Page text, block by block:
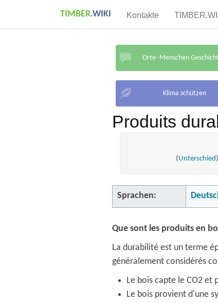
TIMBER.WIKI Kontakte
Orte- Menschen
Klima schützen
Produits
(Unterschied
Sprachen:
Que sont les produits en
La durabilité est un terme
généralement considérés
Le bois capte le CO2 et
Le bois provient d'une